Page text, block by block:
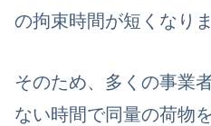
の拘束時間が短くなりま
そのため、多くの事業
ない時間で同量の荷物